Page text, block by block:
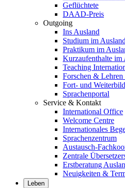
Geflüchtete
DAAD-Preis
Outgoing
Ins Ausland
Studium im Ausland
Praktikum im
Kurzaufenthalte im
Teaching
Forschen & Lehren
Fort- und
Sprachenportal
Service & Kontakt
International Office
Welcome Centre
Internationales
Sprachenzentrum
Austausch-
Zentrale
Erstberatung
Neuigkeiten &
Leben